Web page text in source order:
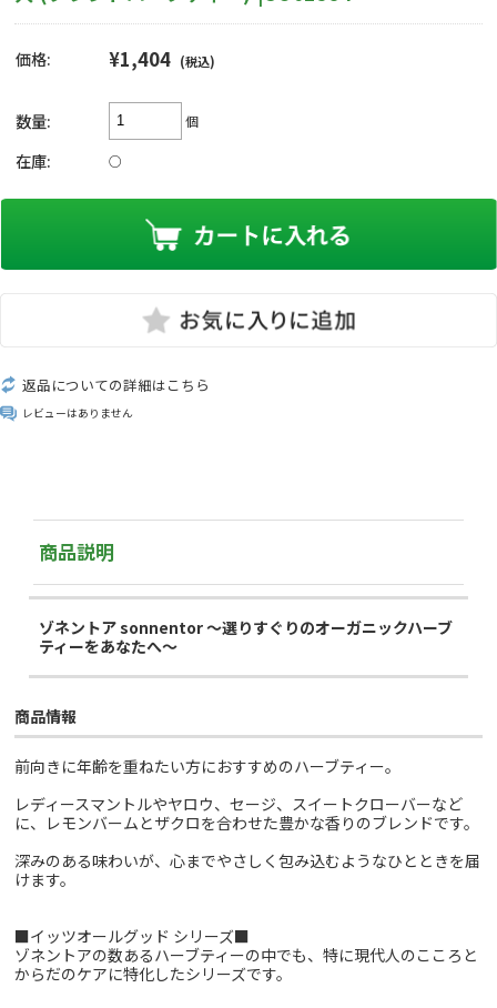
価格: ¥1,404 (税込)
数量: 個
在庫: ○
返品についての詳細はこちら
レビューはありません
商品説明
ゾネントア sonnentor ～選りすぐりのオーガニックハーブ
ティーをあなたへ～
商品情報
前向きに年齢を重ねたい方におすすめのハーブティー。
レディースマントルやヤロウ、セージ、スイートクローバーなど
に、レモンバームとザクロを合わせた豊かな香りのブレンドです。
深みのある味わいが、心までやさしく包み込むようなひとときを届
けます。
■イッツオールグッド シリーズ■
ゾネントアの数あるハーブティーの中でも、特に現代人のこころと
からだのケアに特化したシリーズです。